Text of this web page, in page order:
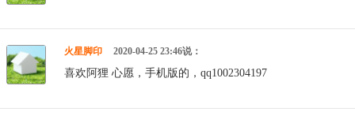
火星脚印 2020-04-25 23:46说：
喜欢阿狸 心愿，手机版的，qq1002304197